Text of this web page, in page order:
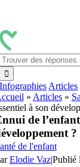
contenu
Infographies Articles
» Articles»
à son
de
?
de l'enfant
Elodie Vaz|Publié